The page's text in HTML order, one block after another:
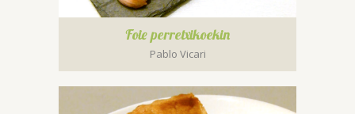
Foie perretxikoekin
Pablo Vicari